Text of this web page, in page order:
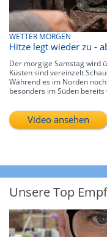
WETTER MORGEN
Hitze legt wieder zu -
Der morgige Samstag wird
Küsten sind vereinzelt
Während es im Norden
besonders im Süden
Video ansehen
Unsere Top